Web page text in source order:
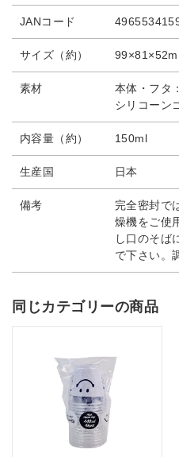
JANコード
サイズ（約）
素材
本体・フタ
シリコーン
内容量（約） 150ml
生産国 日本
備考
完全密封で
燥機をご使
し口のそば
で下さい。
同じカテゴリーの商品